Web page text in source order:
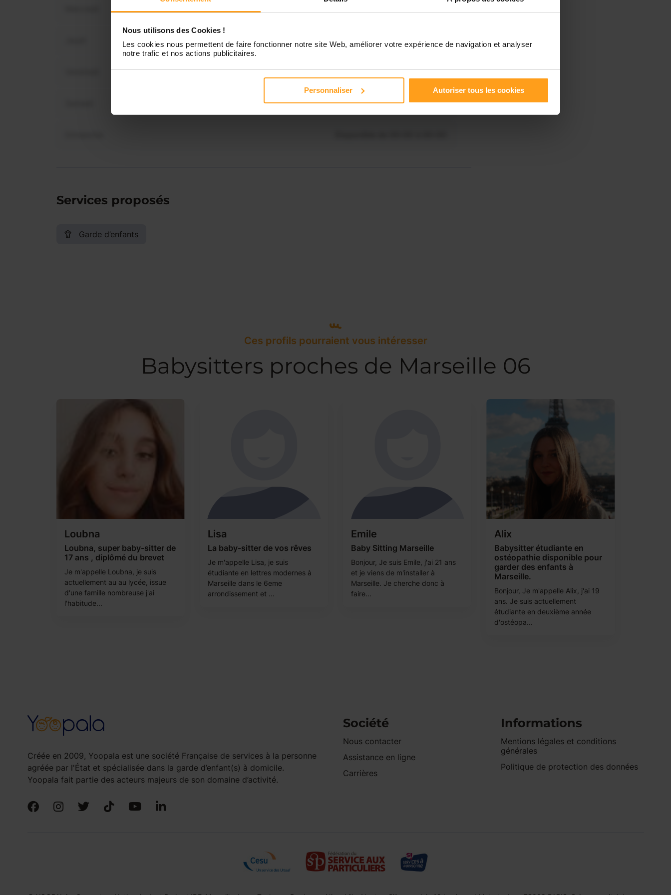
Nous utilisons des Cookies !
Les cookies nous permettent de faire fonctionner notre site Web, améliorer votre expérience de navigation et analyser
notre trafic et nos actions publicitaires.
Personnaliser Autoriser tous les cookies
Disponible de 00:00 à 00:00
Disponible de 00:00 à 00:00
Disponible de 00:00 à 00:00
Vous souhaitez connaître les
disponibilités de Danièle ?
Contactez-nous
Services proposés
Garde d’enfants
Ces profils pourraient vous intéresser
Babysitters proches de Marseille 06
Loubna
Loubna, super baby-sitter de
17 ans , diplômé du brevet
Je m'appelle Loubna, je suis
actuellement au au lycée, issue
d'une famille nombreuse j'ai
l'habitude...
Lisa
La baby-sitter de vos rêves
Je m'appelle Lisa, je suis
étudiante en lettres modernes à
Marseille dans le 6eme
arrondissement et ...
Emile
Baby Sitting Marseille
Bonjour, Je suis Emile, j'ai 21 ans
et je viens de m'installer à
Marseille. Je cherche donc à
faire...
Alix
Babysitter étudiante en
ostéopathie disponible pour
garder des enfants à
Marseille.
Bonjour, Je m'appelle Alix, j'ai 19
ans. Je suis actuellement
étudiante en deuxième année
d'ostéopa...
Créée en 2009, Yoopala est une société Française de services à la personne
agréée par l'État et spécialisée dans la garde d’enfant(s) à domicile.
Yoopala fait partie des acteurs majeurs de son domaine d’activité.
Société
Nous contacter
Assistance en ligne
Carrières
Informations
Mentions légales et conditions
générales
Politique de protection des données